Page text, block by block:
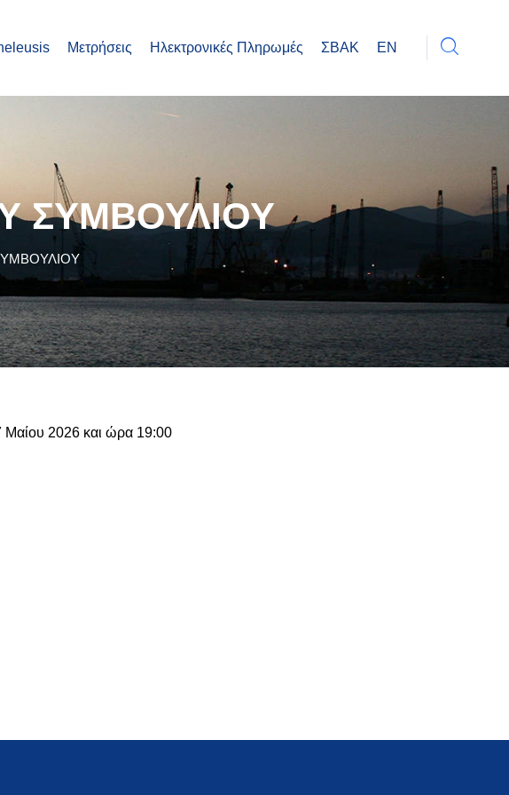
Μετρήσεις Ηλεκτρονικές Πληρωμές ΣΒΑΚ EN
ΣΥΜΒΟΥΛΙΟΥ
Mαίου 2026 και ώρα 19:00